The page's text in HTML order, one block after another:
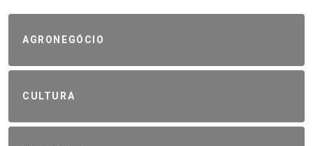
AGRONEGÓCIO
CULTURA